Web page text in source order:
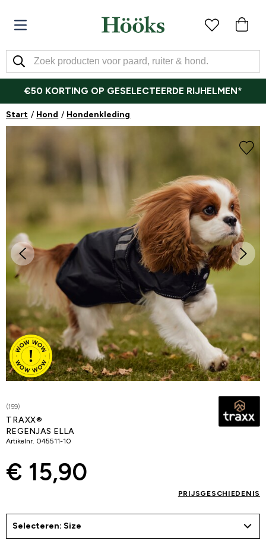
€50 KORTING OP GESELECTEERDE RIJHELMEN*
Start Hond Hondenkleding
(159)
TRAXX®
REGENJAS ELLA
Artikelnr. 045511-10
€ 15,90
PRIJSGESCHIEDENIS
Selecteren: Size